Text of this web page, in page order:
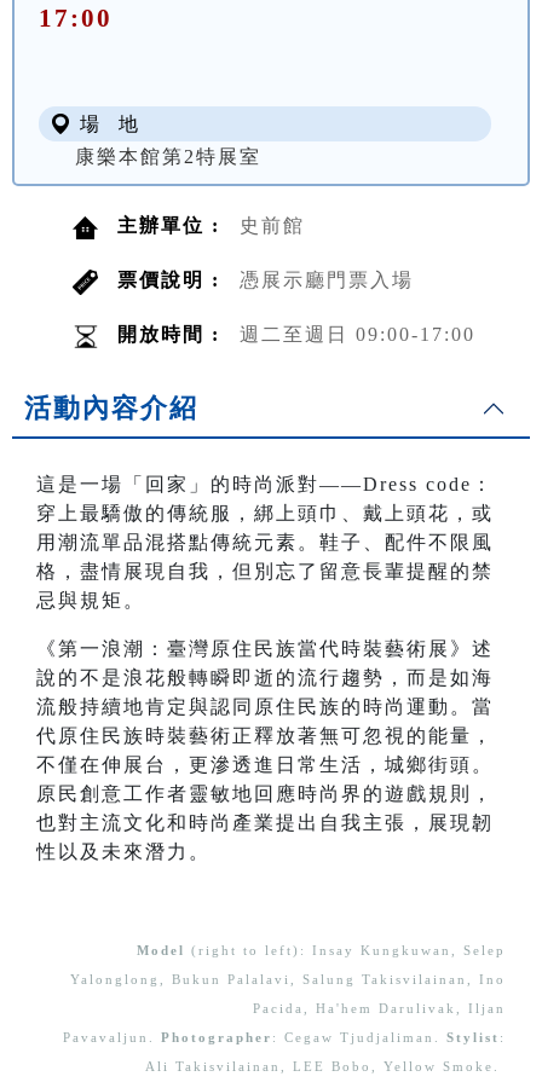
17:00
場 地
康樂本館第2特展室
主辦單位 : 史前館
票價說明 : 憑展示廳門票入場
開放時間 : 週二至週日 09:00-17:00
活動內容介紹
這是一場「回家」的時尚派對——Dress code：
穿上最驕傲的傳統服，綁上頭巾、戴上頭花，或
用潮流單品混搭點傳統元素。鞋子、配件不限風
格，盡情展現自我，但別忘了留意長輩提醒的禁
忌與規矩。
《第一浪潮：臺灣原住民族當代時裝藝術展》述
說的不是浪花般轉瞬即逝的流行趨勢，而是如海
流般持續地肯定與認同原住民族的時尚運動。當
代原住民族時裝藝術正釋放著無可忽視的能量，
不僅在伸展台，更滲透進日常生活，城鄉街頭。
原民創意工作者靈敏地回應時尚界的遊戲規則，
也對主流文化和時尚產業提出自我主張，展現韌
性以及未來潛力。
Model (right to left): Insay Kungkuwan, Selep
Yalonglong, Bukun Palalavi, Salung Takisvilainan, Ino
Pacida, Ha'hem Darulivak, Iljan
Pavavaljun. Photographer : Cegaw Tjudjaliman. Stylist :
Ali Takisvilainan, LEE Bobo, Yellow Smoke.